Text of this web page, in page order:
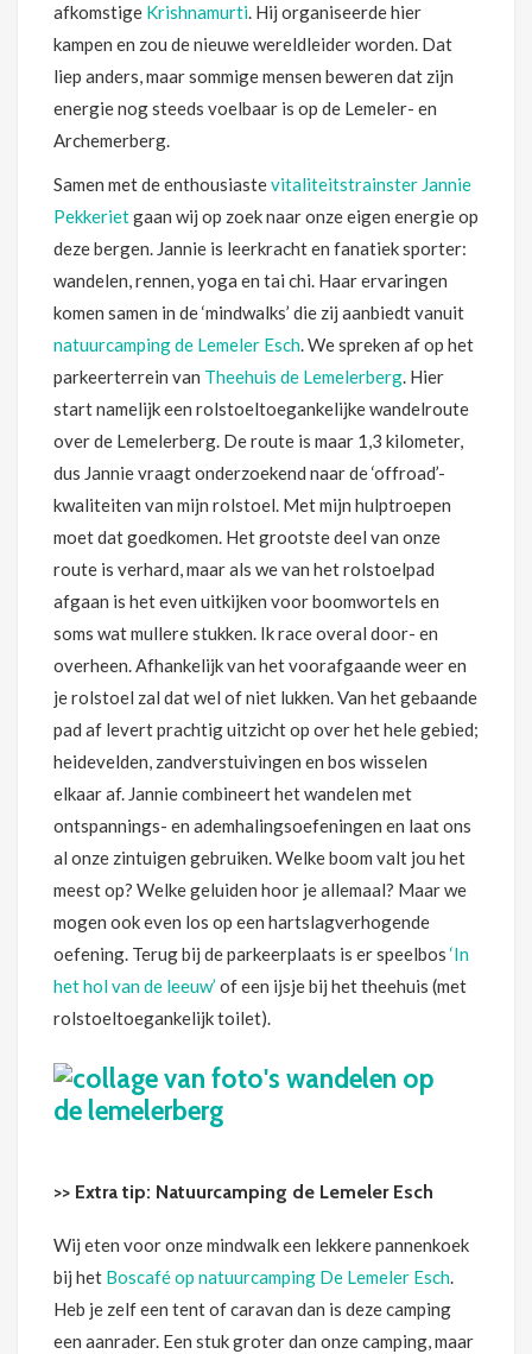
afkomstige Krishnamurti. Hij organiseerde hier
kampen en zou de nieuwe wereldleider worden. Dat
liep anders, maar sommige mensen beweren dat zijn
energie nog steeds voelbaar is op de Lemeler- en
Archemerberg.
Samen met de enthousiastevitaliteitstrainster Jannie
Pekkerietgaan wij op zoek naar onze eigen energie op
deze bergen. Jannie is leerkracht en fanatiek sporter:
wandelen, rennen, yoga en tai chi. Haar ervaringen
komen samen in de ‘mindwalks’ die zij aanbiedt vanuit
natuurcamping de Lemeler Esch. We spreken af op het
parkeerterrein van Theehuis de Lemelerberg. Hier
start namelijk een rolstoeltoegankelijke wandelroute
over de Lemelerberg. De route is maar 1,3 kilometer,
dus Jannie vraagt onderzoekend naar de ‘offroad’-
kwaliteiten van mijn rolstoel. Met mijn hulptroepen
moet dat goedkomen. Het grootste deel van onze
route is verhard, maar als we van het rolstoelpad
afgaan is het even uitkijken voor boomwortels en
soms wat mullere stukken. Ik race overal door- en
overheen. Afhankelijk van het voorafgaande weer en
je rolstoel zal dat wel of niet lukken. Van het gebaande
pad af levert prachtig uitzicht op over het hele gebied;
heidevelden, zandverstuivingen en bos wisselen
elkaar af. Jannie combineert het wandelen met
ontspannings- en ademhalingsoefeningen en laat ons
al onze zintuigen gebruiken. Welke boom valt jou het
meest op? Welke geluiden hoor je allemaal? Maar we
mogen ook even los op een hartslagverhogende
oefening. Terug bij de parkeerplaats is er speelbos ‘In
het hol van de leeuw’ of een ijsje bij het theehuis (met
rolstoeltoegankelijk toilet).
>> Extra tip: Natuurcamping de Lemeler Esch
Wij eten voor onze mindwalk een lekkere pannenkoek
bij het Boscafé op natuurcamping De Lemeler Esch.
Heb je zelf een tent of caravan dan is deze camping
een aanrader. Een stuk groter dan onze camping, maar